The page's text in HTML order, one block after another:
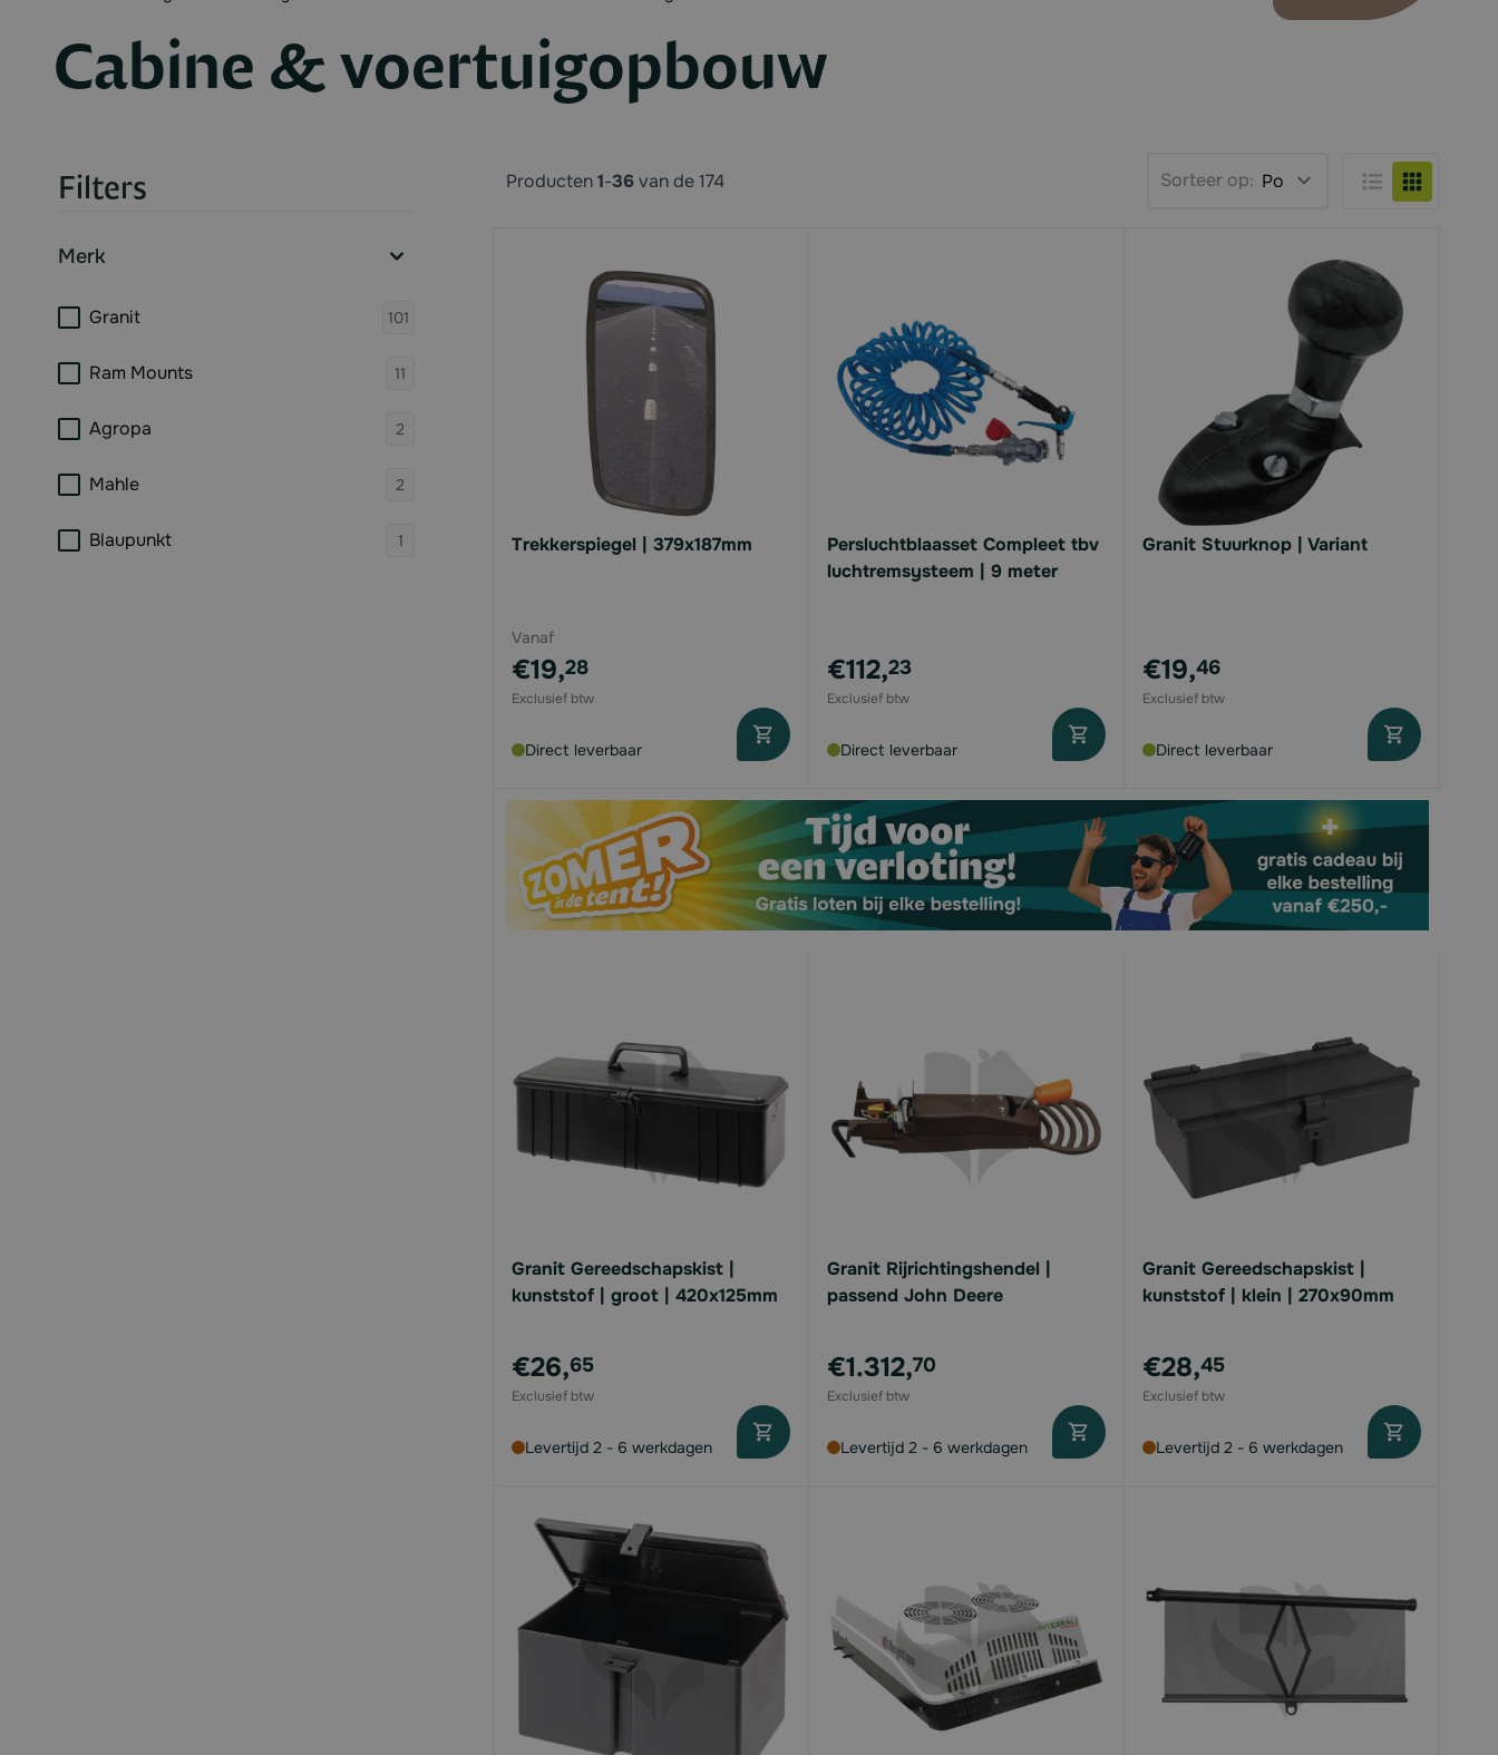
Cabine & voertuigopbouw
Filters
Merk
Granit 101
Ram Mounts 11
Agropa 2
Mahle 2
Blaupunkt 1 products available
Producten1-36van de174 Sorteer op: Foto-tabel
Lijst
Trekkerspiegel | 379x187mm
Vanaf
€19,28
Direct leverbaar
Persluchtblaasset Compleet tbv
luchtremsysteem | 9 meter
€112,23
Direct leverbaar
Granit Stuurknop | Variant
€19,46
Direct leverbaar
Granit Gereedschapskist |
kunststof | groot | 420x125mm
€26,65
Levertijd 2 - 6 werkdagen
Granit Rijrichtingshendel |
passend John Deere
€1.312,70
Levertijd 2 - 6 werkdagen
Granit Gereedschapskist |
kunststof | klein | 270x90mm
€28,45
Levertijd 2 - 6 werkdagen